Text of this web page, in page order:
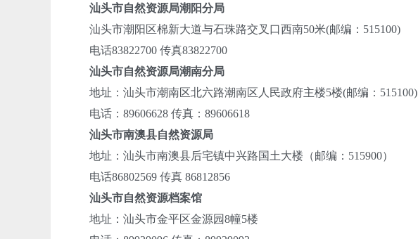
汕头市自然资源局潮阳分局
汕头市潮阳区棉新大道与石珠路交叉口西南50米(邮编：515100)
电话83822700 传真83822700
汕头市自然资源局潮南分局
地址：汕头市潮南区北六路潮南区人民政府主楼5楼(邮编：515100)
电话：89606628 传真：89606618
汕头市南澳县自然资源局
地址：汕头市南澳县后宅镇中兴路国土大楼（邮编：515900）
电话86802569 传真 86812856
汕头市自然资源档案馆
地址：汕头市金平区金源园8幢5楼